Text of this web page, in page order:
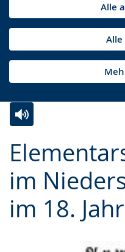
Alle
im
im 18.
Leichten
Sprache
wechseln.
Audio-
Unterstützung.
Video
in
Deutscher
Gebärdensprache